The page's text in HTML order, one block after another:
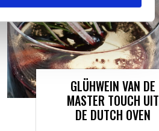
GLÜHWEIN VAN DE
MASTER TOUCH UIT
DE DUTCH OVEN